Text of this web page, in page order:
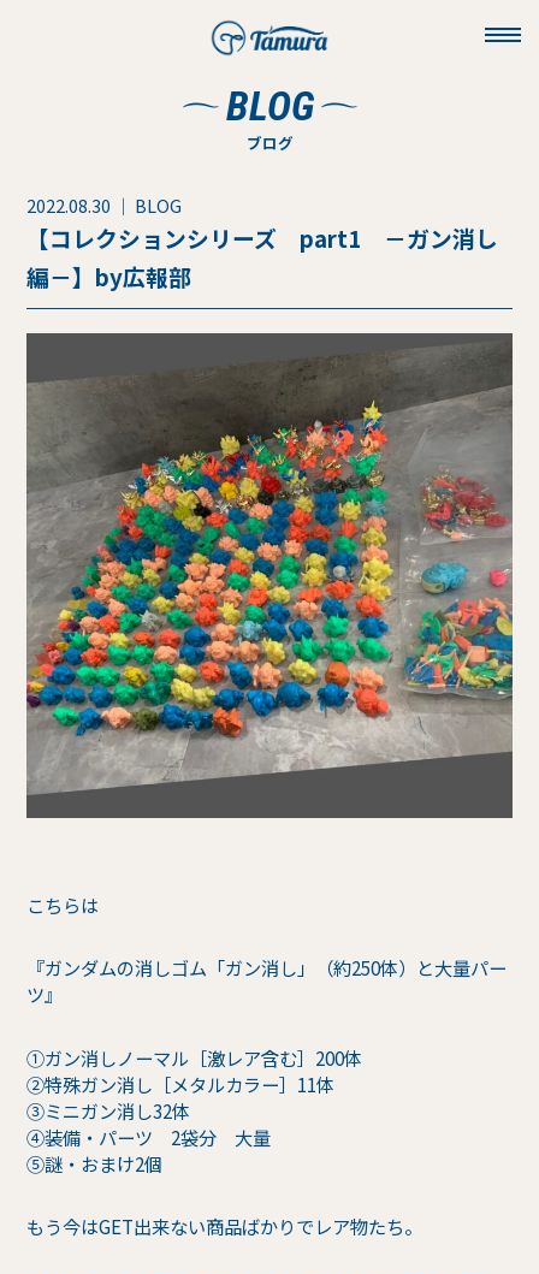
BLOG
ブログ
2022.08.30 ｜ BLOG
【コレクションシリーズ part1 －ガン消し
編－】by広報部
こちらは
『ガンダムの消しゴム「ガン消し」（約250体）と大量パー
ツ』
①ガン消しノーマル［激レア含む］200体
②特殊ガン消し［メタルカラー］11体
③ミニガン消し32体
④装備・パーツ 2袋分 大量
⑤謎・おまけ2個
もう今はGET出来ない商品ばかりでレア物たち。